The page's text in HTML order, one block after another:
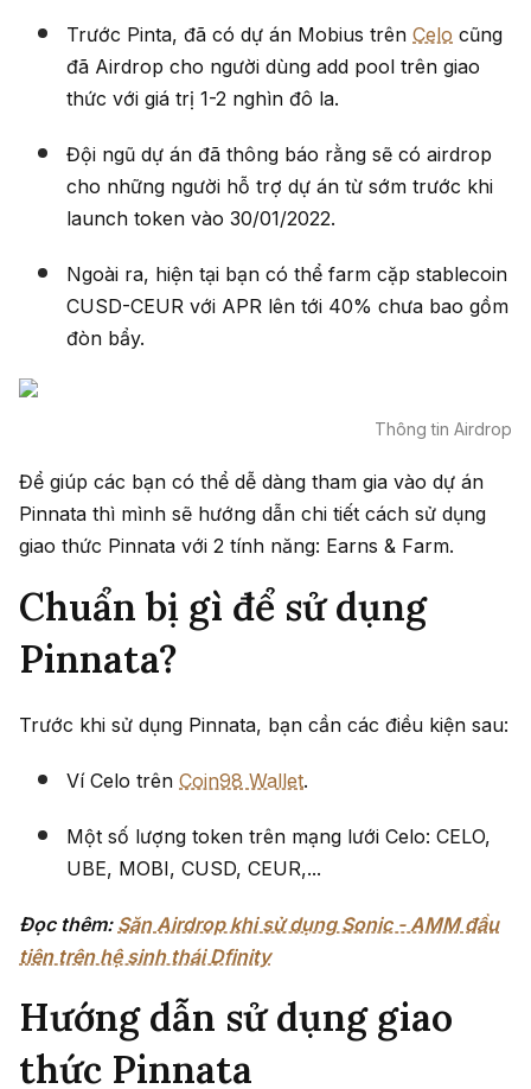
Trước Pinta, đã có dự án Mobius trên Celo cũng
đã Airdrop cho người dùng add pool trên giao
thức với giá trị 1-2 nghìn đô la.
Đội ngũ dự án đã thông báo rằng sẽ có airdrop
cho những người hỗ trợ dự án từ sớm trước khi
launch token vào 30/01/2022.
Ngoài ra, hiện tại bạn có thể farm cặp stablecoin
CUSD-CEUR với APR lên tới 40% chưa bao gồm
đòn bẩy.
Thông tin Airdrop
Để giúp các bạn có thể dễ dàng tham gia vào dự án
Pinnata thì mình sẽ hướng dẫn chi tiết cách sử dụng
giao thức Pinnata với 2 tính năng: Earns & Farm.
Chuẩn bị gì để sử dụng
Pinnata?
Trước khi sử dụng Pinnata, bạn cần các điều kiện sau:
Ví Celo trên Coin98 Wallet.
Một số lượng token trên mạng lưới Celo: CELO,
UBE, MOBI, CUSD, CEUR,...
Đọc thêm: Săn Airdrop khi sử dụng Sonic - AMM đầu
tiên trên hệ sinh thái Dfinity
Hướng dẫn sử dụng giao
thức Pinnata